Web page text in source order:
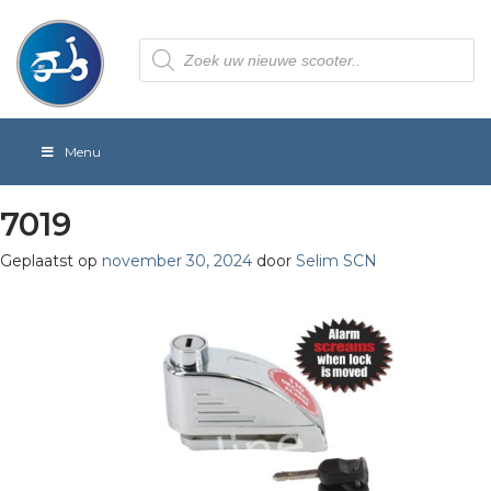
Producten
zoeken
Menu
7019
Geplaatst op november 30, 2024 door Selim SCN